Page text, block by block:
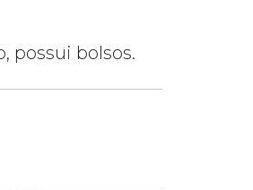
possui bolsos.